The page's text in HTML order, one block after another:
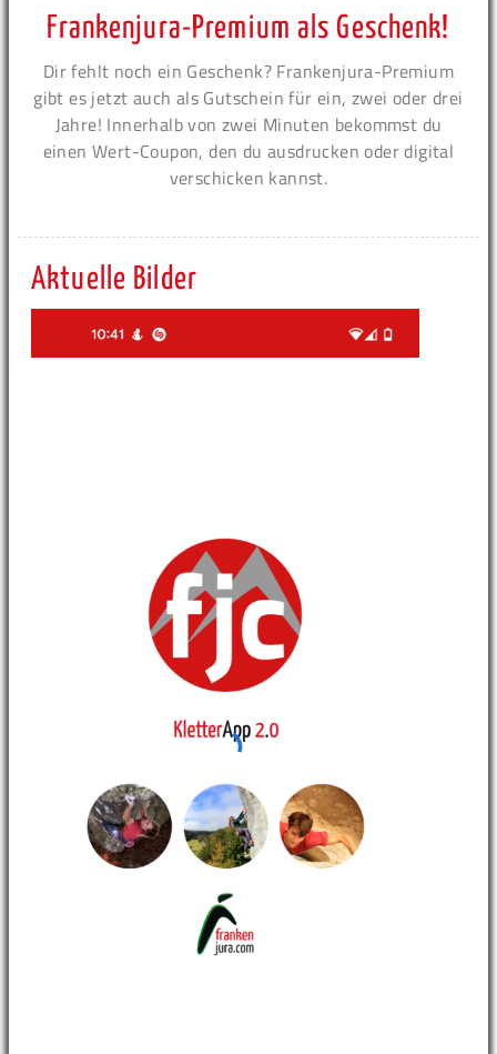
Frankenjura-Premium als Geschenk!
Dir fehlt noch ein Geschenk? Frankenjura-Premium
gibt es jetzt auch als Gutschein für ein, zwei oder drei
Jahre! Innerhalb von zwei Minuten bekommst du
einen Wert-Coupon, den du ausdrucken oder digital
verschicken kannst.
Aktuelle Bilder